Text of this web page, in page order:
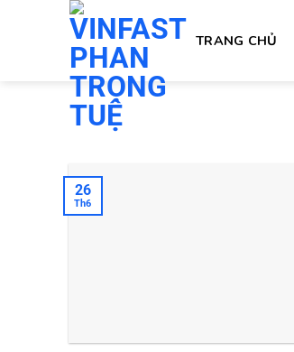
TRANG CHỦ
26
Th6